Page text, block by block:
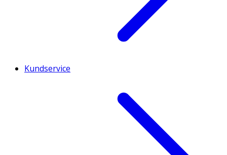
Kundservice